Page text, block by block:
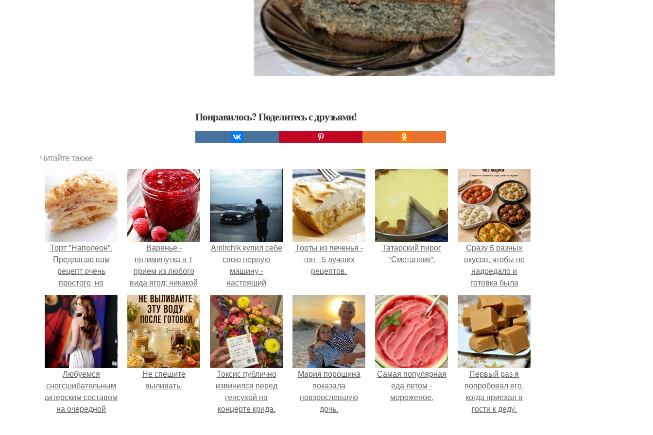
Понравилось? Поделитесь с друзьями!
Читайте также
Торт "Наполеон".
Предлагаю вам
рецепт очень
простого, но
потрясающего
торта * Наполеон * -
это лучший рецепт,
который я готовила!
Варенье -
пятиминутка в 1
прием из любого
вида ягод: никакой
длительной варки,
все витамины на
месте!
Amirchik купил себе
свою первую
машину -
настоящий
автомобиль мечты
для многих
автолюбителей.
Торты из печенья -
топ - 5 лучших
рецептов.
Татарский пирог
"Сметанник".
Сразу 5 разных
вкусов, чтобы не
надоедало и
готовка была
проще.
Любуемся
сногсшибательным
актерским составом
на очередной
Не спешите
выливать.
Токсис публично
извинился перед
генсухой на
концерте крида.
Мария порошина
показала
повзрослевшую
дочь.
Самая популярная
еда летом -
мороженое.
Первый раз я
попробовал его,
когда приехал в
гости к деду.